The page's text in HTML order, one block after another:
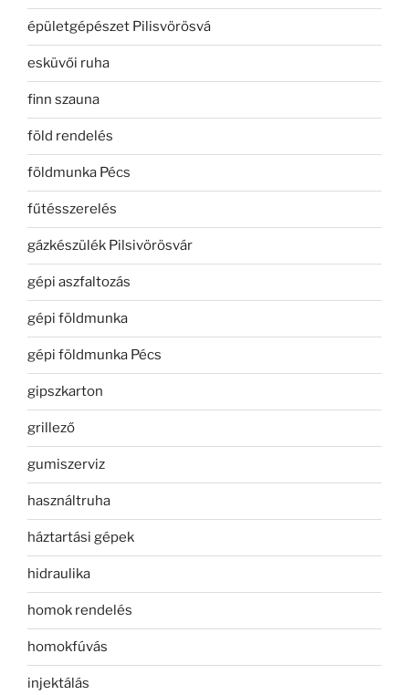
épületgépészet Pilisvörösvá
esküvői ruha
finn szauna
föld rendelés
földmunka Pécs
fűtésszerelés
gázkészülék Pilsivörösvár
gépi aszfaltozás
gépi földmunka
gépi földmunka Pécs
gipszkarton
grillező
gumiszerviz
használtruha
háztartási gépek
hidraulika
homok rendelés
homokfúvás
injektálás